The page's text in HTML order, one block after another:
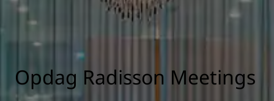
Opdag Radisson Meetings